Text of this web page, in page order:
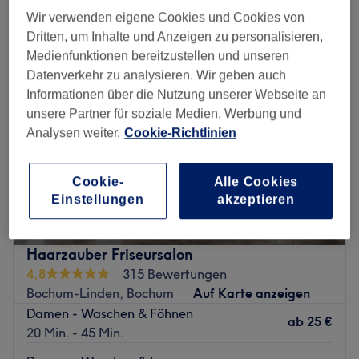
Haarzauber Friseursalon
4,8
315 Bewertungen
Bochum-Linden, Bochum
Auf Karte anzeigen
Damen - Waschen & Föhnen
20 Min. - 45 Min.
ab 25 €
Wir verwenden eigene Cookies und Cookies von
Dritten, um Inhalte und Anzeigen zu personalisieren,
Medienfunktionen bereitzustellen und unseren
Datenverkehr zu analysieren. Wir geben auch
Informationen über die Nutzung unserer Webseite an
unsere Partner für soziale Medien, Werbung und
Analysen weiter. Cookie-Richtlinien
Cookie-
Einstellungen
Alle Cookies
akzeptieren